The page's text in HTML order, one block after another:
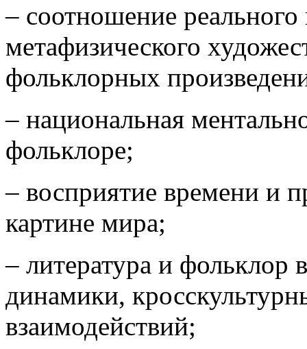
– соотношение
метафизического
фольклорных
– национальная
фольклоре;
– восприятие времени и
картине мира;
– литература и фольклор
динамики,
взаимодействий;